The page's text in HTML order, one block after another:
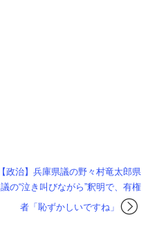
【政治】兵庫県議の野々村竜太郎県
議の“泣き叫びながら”釈明で、有権
者「恥ずかしいですね」